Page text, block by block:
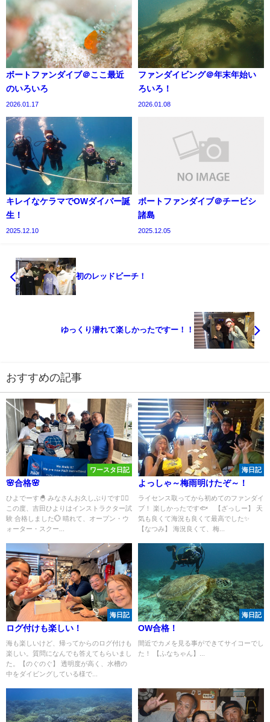
ボートファンダイブ＠ここ最近
のいろいろ
2026.01.17
ファンダイビング＠年末年始い
ろいろ！
2026.01.08
キレイなケラマでOWダイバー誕
生！
2025.12.10
ボートファンダイブ＠チービシ
諸島
2025.12.05
初のレッドビーチ！
ゆっくり潜れて楽しかったですー！！
おすすめの記事
ワースタ日記
🌸合格🌸
ひよでーす🐣 みなさんお久しぶりです🙇‍♀️
この度、吉田ひよりはインストラクター試
験 合格しました💮 晴れて、オープン・ウ
ォーター・スクー...
海日記
よっしゃ～梅雨明けたぞ～！
ライセンス取ってから初めてのファンダイ
ブ！ 楽しかったです🐟 【ざっしー】 天
気も良くて海況も良くて最高でした✨
【なつみ】 海況良くて、梅...
海日記
ログ付けも楽しい！
海も楽しいけど、帰ってからのログ付けも
楽しい。質問になんでも答えてもらいまし
た。【のぐのぐ】 透明度が高く、水槽の
中をダイビングしている様で...
海日記
OW合格！
間近でカメを見る事ができてサイコーでし
た！ 【ふなちゃん】...